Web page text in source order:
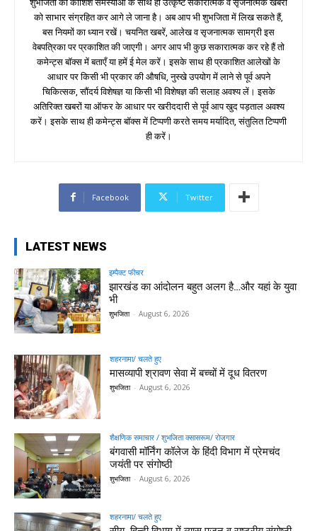
शुभजिता की कोशिश समस्याओं के साथ ही उत्कृष्ट सकारात्मक व सृजनात्मक खबरों
को साभार संग्रहित कर आगे ले जाना है। अब आप भी शुभजिता में लिख सकते हैं,
बस नियमों का ध्यान रखें। चयनित खबरें, आलेख व सृजनात्मक सामग्री इस
वेबपत्रिका पर प्रकाशित की जाएगी। अगर आप भी कुछ सकारात्मक कर रहे हैं तो
कमेन्ट्स बॉक्स में बताएँ या हमें ई मेल करें। इसके साथ ही प्रकाशित आलेखों के
आधार पर किसी भी प्रकार की औषधि, नुस्खे उपयोग में लाने से पूर्व अपने
चिकित्सक, सौंदर्य विशेषज्ञ या किसी भी विशेषज्ञ की सलाह अवश्य लें। इसके
अतिरिक्त खबरों या ऑफर के आधार पर खरीददारी से पूर्व आप खुद पड़ताल अवश्य
करें। इसके साथ ही कमेन्ट्स बॉक्स में टिप्पणी करते समय मर्यादित, संतुलित टिप्पणी
ही करें।
Facebook Twitter
LATEST NEWS
इम्पैक्ट फीचर
झारखंड का आंदोलन बहुत अलग है…और यहां के युवा
भी
शुभजिता - August 6, 2026
शहरनामा/ चलते हुए
मासव्यापी श्रावण सेवा में बच्चों में दूध वितरण
शुभजिता - August 6, 2026
शैक्षणिक समाचार / शुभजिता क्सासरूम/ रोजगार
बंगवासी मॉर्निंग कॉलेज के हिंदी विभाग में प्रेमचंद
जयंती पर संगोष्ठी
शुभजिता - August 6, 2026
शहरनामा/ चलते हुए